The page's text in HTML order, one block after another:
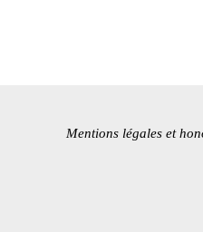
Mentions légales et